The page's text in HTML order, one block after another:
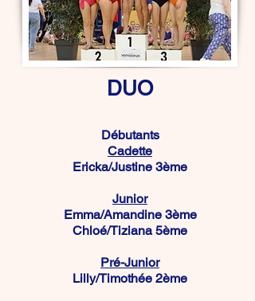
DUO
Débutants
Cadette
Ericka/Justine 3ème
Junior
Emma/Amandine 3ème
Chloé/Tiziana 5ème
Pré-Junior
Lilly/Timothée 2ème